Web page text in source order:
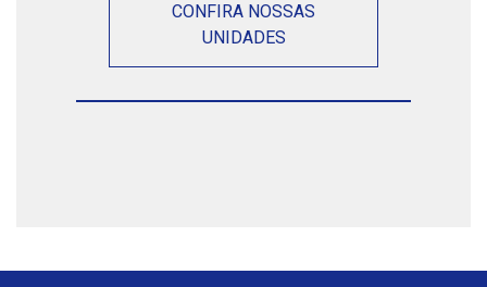
CONFIRA NOSSAS
UNIDADES